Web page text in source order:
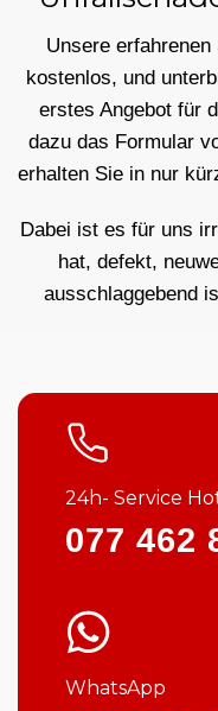
Unsere
kostenlos, und
erstes Angebot für
dazu das Formular
erhalten Sie in nur
Dabei ist es für uns
hat, defekt,
ausschlaggebend
24h- Service
077 462
WhatsApp